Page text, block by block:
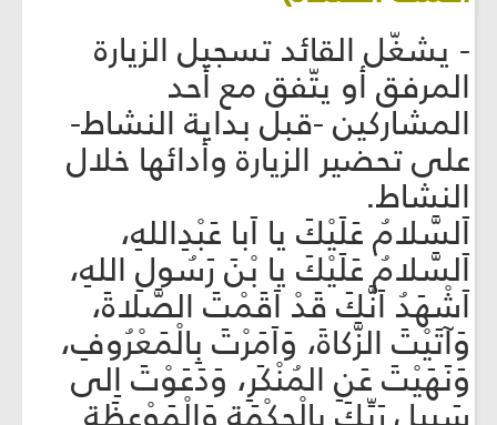
- يشغّل القائد تسجيل الزيارة
المرفق أو يتّفق مع أحد
المشاركين -قبل بداية النشاط-
على تحضير الزيارة وأدائها خلال
النشاط.
اَلسَّلامُ عَلَيْكَ يا اَبا عَبْدِاللهِ،
اَلسَّلامُ عَلَيْكَ يا بْنَ رَسُولِ اللهِ،
اَشْهَدُ اَنَّكَ قَدْ اَقَمْتَ الصَّلاةَ،
وَآتَيْتَ الزَّكاةَ، وَاَمَرْتَ بِالْمَعْرُوفِ،
وَنَهَيْتَ عَنِ المُنْكَرِ، وَدَعَوْتَ اِلى